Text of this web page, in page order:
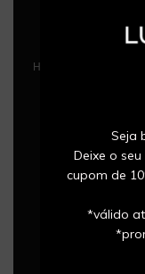
Seja
Deixe o
cupom de
*válido
Histórias de atletas